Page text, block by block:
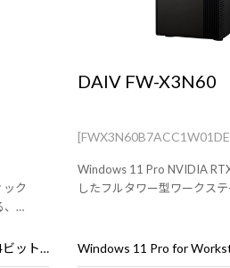
ク
Windows 11 Pro for Workstations 64ビット (DSP)
DAIV FW-X3N60
Windows 11 Pro NVIDIA
したフルタワー型ワークス